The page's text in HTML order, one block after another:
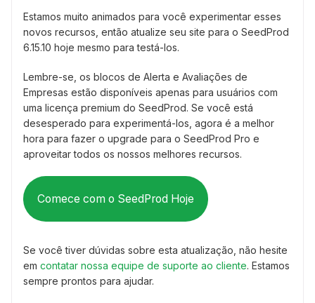
Estamos muito animados para você experimentar esses
novos recursos, então atualize seu site para o SeedProd
6.15.10 hoje mesmo para testá-los.
Lembre-se, os blocos de Alerta e Avaliações de
Empresas estão disponíveis apenas para usuários com
uma licença premium do SeedProd. Se você está
desesperado para experimentá-los, agora é a melhor
hora para fazer o upgrade para o SeedProd Pro e
aproveitar todos os nossos melhores recursos.
Comece com o SeedProd Hoje
Se você tiver dúvidas sobre esta atualização, não hesite
em contatar nossa equipe de suporte ao cliente. Estamos
sempre prontos para ajudar.